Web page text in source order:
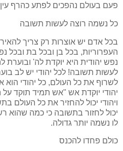
פעם בעולם נהפכים לפתע כהרף עין
כל נשמה רוצה לעשות תשובה
בכל אדם יש אוצרות רק צריך
העפרוריות, בכל בן ובכל בת ובכל
נפש יהודית היא יוקדת לה' ובוערת
לעשות תשובה! לכל יהודי יש לב
לשרוף את כל העולם, כל יהודי
יהודי יוקדת אש "אש תמיד תוקד
ויהודי יכול להחזיר את כל העולם
יכול לחזור בתשובה כי כמה שהוא
לו נשמה יותר גדולה.
כולם פחדו להכנס